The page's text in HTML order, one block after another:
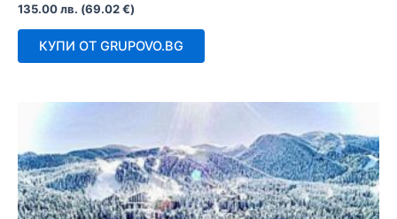
Оценено
0
135.00лв. (69.02€)
КУПИ ОТ GRUPOVO.BG